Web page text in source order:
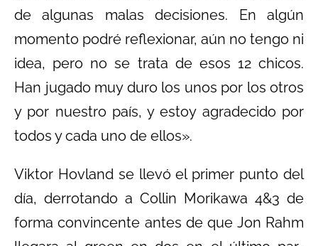
de algunas malas decisiones. En algún
momento podré reflexionar, aún no tengo ni
idea, pero no se trata de esos 12 chicos.
Han jugado muy duro los unos por los otros
y por nuestro país, y estoy agradecido por
todos y cada uno de ellos».
Viktor Hovland se llevó el primer punto del
día, derrotando a Collin Morikawa 4&3 de
forma convincente antes de que Jon Rahm